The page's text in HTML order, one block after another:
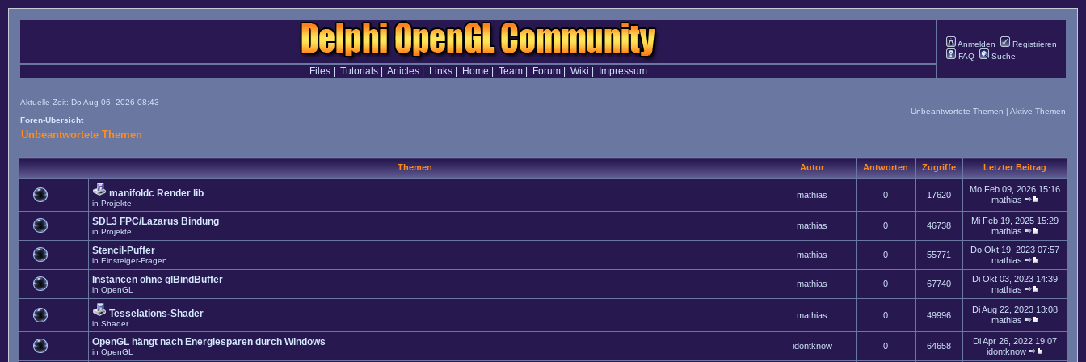
Anmelden
Registrieren
FAQ
Suche
Files| Tutorials| Articles| Links| Home Team| Forum| Wiki Impressum
Aktuelle Zeit: Do Aug 06, 2026 08:43
Foren-Übersicht
Unbeantwortete Themen | Aktive Themen
Unbeantwortete Themen
Themen Autor Antworten Zugriffe Letzter Beitrag
manifoldc Render lib
in Projekte
mathias 0 17620
Mo Feb 09, 2026 15:16
mathias
SDL3 FPC/Lazarus Bindung
in Projekte
mathias 0 46738
Mi Feb 19, 2025 15:29
mathias
Stencil-Puffer
in Einsteiger-Fragen
mathias 0 55771
Do Okt 19, 2023 07:57
mathias
Instancen ohne glBindBuffer
in OpenGL
mathias 0 67740
Di Okt 03, 2023 14:39
mathias
Tesselations-Shader
in Shader
mathias 0 49996
Di Aug 22, 2023 13:08
mathias
OpenGL hängt nach Energiesparen durch Windows
in OpenGL
idontknow 0 64658
Di Apr 26, 2022 19:07
idontknow